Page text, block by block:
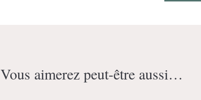
Vous aimerez peut-être aussi…